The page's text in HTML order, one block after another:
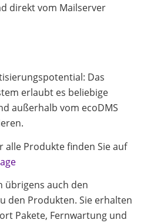
direkt vom Mailserver
Das
erlaubt es beliebige
außerhalb vom ecoDMS
alle Produkte finden Sie auf
übrigens auch den
den Produkten. Sie erhalten
Pakete, Fernwartung und